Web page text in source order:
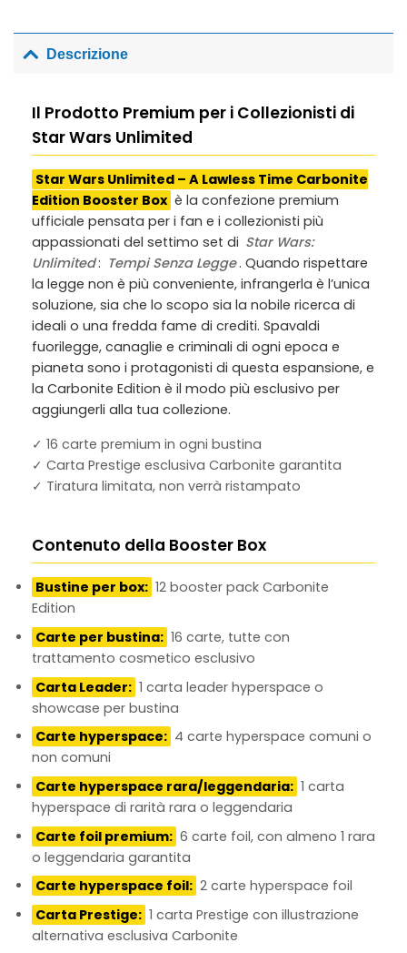
Descrizione
Il Prodotto Premium per i Collezionisti di
Star Wars Unlimited
Star Wars Unlimited – A Lawless Time Carbonite
Edition Booster Box è la confezione premium
ufficiale pensata per i fan e i collezionisti più
appassionati del settimo set di Star Wars:
Unlimited: Tempi Senza Legge. Quando rispettare
la legge non è più conveniente, infrangerla è l’unica
soluzione, sia che lo scopo sia la nobile ricerca di
ideali o una fredda fame di crediti. Spavaldi
fuorilegge, canaglie e criminali di ogni epoca e
pianeta sono i protagonisti di questa espansione, e
la Carbonite Edition è il modo più esclusivo per
aggiungerli alla tua collezione.
✓ 16 carte premium in ogni bustina
✓ Carta Prestige esclusiva Carbonite garantita
✓ Tiratura limitata, non verrà ristampato
Contenuto della Booster Box
Bustine per box: 12 booster pack Carbonite
Edition
Carte per bustina: 16 carte, tutte con
trattamento cosmetico esclusivo
Carta Leader: 1 carta leader hyperspace o
showcase per bustina
Carte hyperspace: 4 carte hyperspace comuni o
non comuni
Carte hyperspace rara/leggendaria: 1 carta
hyperspace di rarità rara o leggendaria
Carte foil premium: 6 carte foil, con almeno 1 rara
o leggendaria garantita
Carte hyperspace foil: 2 carte hyperspace foil
Carta Prestige: 1 carta Prestige con illustrazione
alternativa esclusiva Carbonite